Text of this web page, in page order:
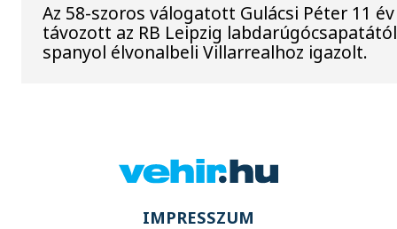
Az 58-szoros válogatott Gulácsi Péter 11
távozott az RB Leipzig
spanyol élvonalbeli Villarrealhoz igazolt.
IMPRESSZUM